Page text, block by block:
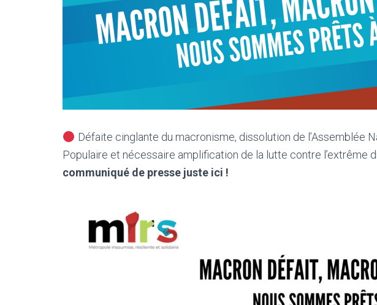
Défaite cinglante du macronisme, dissolution de l’Assemblée
Populaire et nécessaire amplification de la lutte contre l’extrême
communiqué de presse juste ici !